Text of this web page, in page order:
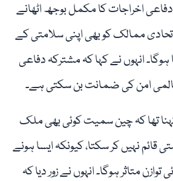
اخراجات کا مکمل بوجھ اٹھانے
اتحادی ممالک کو بھی اپنی سلامتی کے
ہوگا۔ انہوں نے کہا کہ مشترکہ دفاعی
امن کی ضمانت بن سکتی ہے۔
تھا کہ چین سمیت کوئی بھی ملک
قائم نہیں کر سکتا، کیونکہ ایسا ہونے
متاثر ہوگا۔ انہوں نے زور دیا کہ